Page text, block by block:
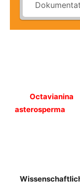
Octavianina
asterosperma